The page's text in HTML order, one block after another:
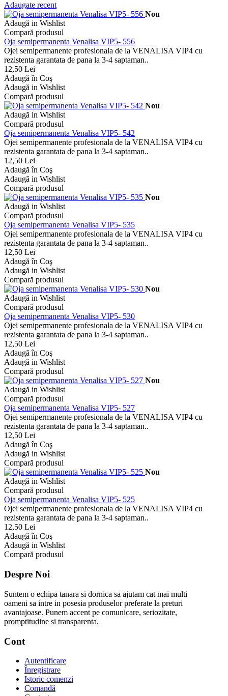
Adaugate recent
Nou
Adaugă in Wishlist
Compară produsul
Oja semipermanenta Venalisa VIP5- 556
Ojei semipermanente profesionala de la VENALISA VIP4 cu
rezistenta garantata de pana la 3-4 saptaman..
12,50 Lei
Adaugă în Coş
Adaugă in Wishlist
Compară produsul
Nou
Adaugă in Wishlist
Compară produsul
Oja semipermanenta Venalisa VIP5- 542
Ojei semipermanente profesionala de la VENALISA VIP4 cu
rezistenta garantata de pana la 3-4 saptaman..
12,50 Lei
Adaugă în Coş
Adaugă in Wishlist
Compară produsul
Nou
Adaugă in Wishlist
Compară produsul
Oja semipermanenta Venalisa VIP5- 535
Ojei semipermanente profesionala de la VENALISA VIP4 cu
rezistenta garantata de pana la 3-4 saptaman..
12,50 Lei
Adaugă în Coş
Adaugă in Wishlist
Compară produsul
Nou
Adaugă in Wishlist
Compară produsul
Oja semipermanenta Venalisa VIP5- 530
Ojei semipermanente profesionala de la VENALISA VIP4 cu
rezistenta garantata de pana la 3-4 saptaman..
12,50 Lei
Adaugă în Coş
Adaugă in Wishlist
Compară produsul
Nou
Adaugă in Wishlist
Compară produsul
Oja semipermanenta Venalisa VIP5- 527
Ojei semipermanente profesionala de la VENALISA VIP4 cu
rezistenta garantata de pana la 3-4 saptaman..
12,50 Lei
Adaugă în Coş
Adaugă in Wishlist
Compară produsul
Nou
Adaugă in Wishlist
Compară produsul
Oja semipermanenta Venalisa VIP5- 525
Ojei semipermanente profesionala de la VENALISA VIP4 cu
rezistenta garantata de pana la 3-4 saptaman..
12,50 Lei
Adaugă în Coş
Adaugă in Wishlist
Compară produsul
Despre Noi
Suntem o echipa tanara si dornica sa ajutam cat mai multi
oameni sa intre in posesia produselor preferate la preturi
avantajoase. Punem accent pe comunicare, seriozitate,
promptitudine si transparenta.
Cont
Autentificare
Înregistrare
Istoric comenzi
Comandă